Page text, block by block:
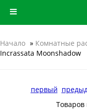
Начало » Комнатные
Incrassata Moonshadow
первый
Товаров